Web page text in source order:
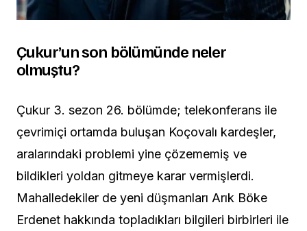
Çukur’un son bölümünde neler
olmuştu?
Çukur 3. sezon 26. bölümde; telekonferans ile
çevrimiçi ortamda buluşan Koçovalı kardeşler,
aralarındaki problemi yine çözememiş ve
bildikleri yoldan gitmeye karar vermişlerdi.
Mahalledekiler de yeni düşmanları Arık Böke
Erdenet hakkında topladıkları bilgileri birbirleri ile